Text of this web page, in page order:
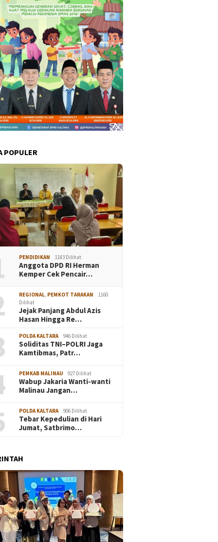
POPULER
PENDIDIKAN 1183 Dilihat
Anggota DPD RI Herman
Kemper Cek Pencair…
REGIONAL PEMKOT TARAKAN
1160
Dilihat
Jejak Panjang Abdul Azis
Hasan Hingga Re…
POLDA KALTARA 946 Dilihat
Soliditas TNI–POLRI Jaga
Kamtibmas, Patr…
PEMKAB MALINAU 927 Dilihat
Wabup Jakaria Wanti-wanti
Malinau Jangan…
POLDA KALTARA 906 Dilihat
Tebar Kepedulian di Hari
Jumat, Satbrimo…